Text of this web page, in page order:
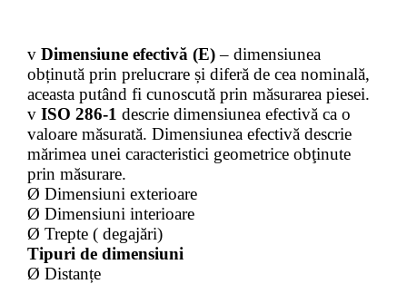
v Dimensiune efectivă (E)– dimensiunea
obținută prin prelucrare și diferă de cea nominală,
aceasta putând fi cunoscută prin măsurarea piesei.
v ISO 286-1 descrie dimensiunea efectivă ca o
valoare măsurată. Dimensiunea efectivă descrie
mărimea unei caracteristici geometrice obţinute
prin măsurare.
Ø Dimensiuni exterioare
Ø Dimensiuni interioare
Ø Trepte ( degajări)
Tipuri de dimensiuni
Ø Distanțe